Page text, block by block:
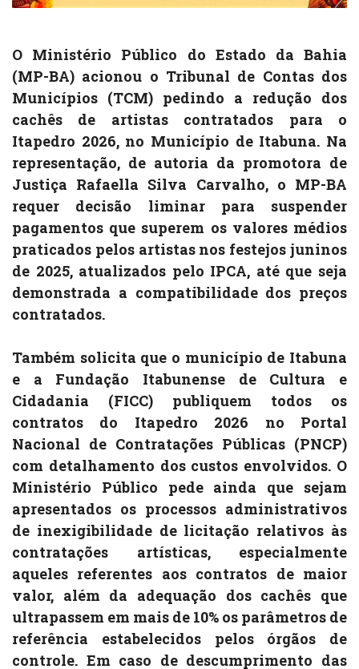
O Ministério Público do Estado da Bahia
(MP-BA) acionou o Tribunal de Contas dos
Municípios (TCM) pedindo a redução dos
cachês de artistas contratados para o
Itapedro 2026, no Município de Itabuna. Na
representação, de autoria da promotora de
Justiça Rafaella Silva Carvalho, o MP-BA
requer decisão liminar para suspender
pagamentos que superem os valores médios
praticados pelos artistas nos festejos juninos
de 2025, atualizados pelo IPCA, até que seja
demonstrada a compatibilidade dos preços
contratados.
Também solicita que o município de Itabuna
e a Fundação Itabunense de Cultura e
Cidadania (FICC) publiquem todos os
contratos do Itapedro 2026 no Portal
Nacional de Contratações Públicas (PNCP)
com detalhamento dos custos envolvidos. O
Ministério Público pede ainda que sejam
apresentados os processos administrativos
de inexigibilidade de licitação relativos às
contratações artísticas, especialmente
aqueles referentes aos contratos de maior
valor, além da adequação dos cachês que
ultrapassem em mais de 10% os parâmetros de
referência estabelecidos pelos órgãos de
controle. Em caso de descumprimento das